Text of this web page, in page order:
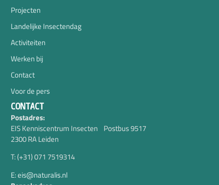
Projecten
Landelijke Insectendag
Activiteiten
Werken bij
Contact
Voor de pers
CONTACT
Postadres:
EIS Kenniscentrum Insecten Postbus 9517
2300 RA Leiden
T: (+31) 071 7519314
E: eis@naturalis.nl